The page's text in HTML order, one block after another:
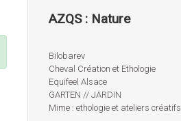
AZQS : Nature
Bilobarev
Cheval Création et Ethologie
Equifeel Alsace
GARTEN // JARDIN
Mime : ethologie et ateliers créatifs